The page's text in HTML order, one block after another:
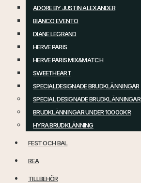
ADORE BY JUSTIN ALEXANDER
BIANCO EVENTO
DIANE LEGRAND
HERVE PARIS
HERVE PARIS MIX&MATCH
SWEETHEART
SPECIALDESIGNADE BRUDKLÄNNINGAR
SPECIAL DESIGNADE BRUDKLÄNNINGAR
BRUDKLÄNNINGAR UNDER 10000KR
HYRA BRUDKLÄNNING
FEST OCH BAL
REA
TILLBEHÖR